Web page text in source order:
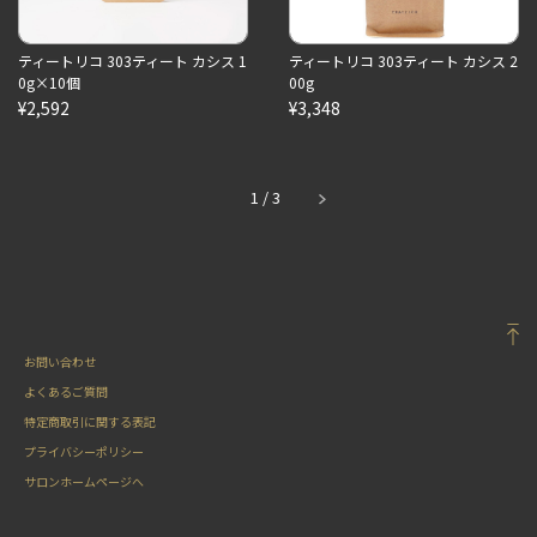
ティートリコ 303ティート カシス 1
0g×10個
¥2,592
ティートリコ 303ティート カシス 2
00g
¥3,348
1 /3
お問い合わせ
よくあるご質問
特定商取引に関する表記
プライバシーポリシー
サロンホームページへ